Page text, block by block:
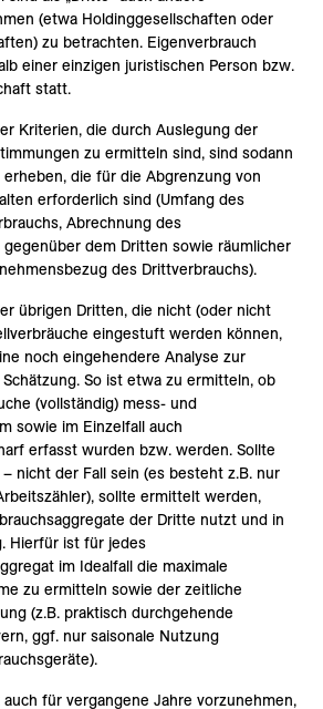
(etwa Holdinggesellschaften oder
zu betrachten. Eigenverbrauch
einer einzigen juristischen Person bzw.
statt.
Kriterien, die durch Auslegung der
zu ermitteln sind, sind sodann
die für die Abgrenzung von
erforderlich sind (Umfang des
Abrechnung des
dem Dritten sowie räumlicher
des Drittverbrauchs).
übrigen Dritten, die nicht (oder nicht
eingestuft werden können,
noch eingehendere Analyse zur
So ist etwa zu ermitteln, ob
(vollständig) mess- und
sowie im Einzelfall auch
erfasst wurden bzw. werden. Sollte
nicht der Fall sein (es besteht z.B. nur
sollte ermittelt werden,
der Dritte nutzt und in
Hierfür ist für jedes
im Idealfall die maximale
zu ermitteln sowie der zeitliche
(z.B. praktisch durchgehende
ggf. nur saisonale Nutzung
für vergangene Jahre vorzunehmen,